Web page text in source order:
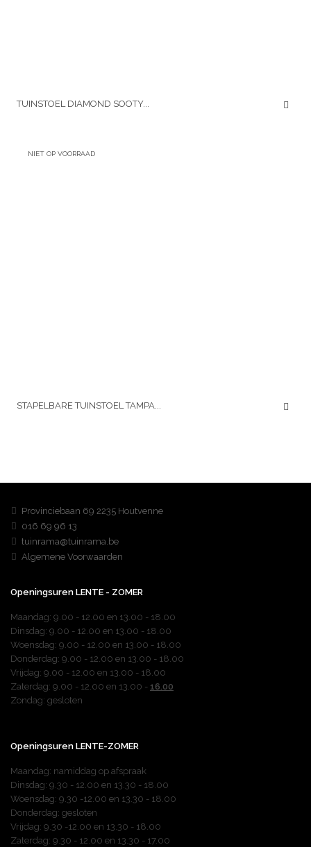
TUINSTOEL DIAMOND SOOTY...
NIET OP VOORRAAD
STAPELBARE TUINSTOEL TAMPA...
Provinciebaan 69 2235 Houtvenne
016 69 96 13
tuinrama@tuinrama.be
Algemene Voorwaarden
Openingsuren LENTE - ZOMER
Maandag: 9.00 - 12.00 en 13.00 - 18.00
Dinsdag: 9.00 - 12.00 en 13.00 - 18.00
Woensdag: 9.00 - 12.00 en 13.00 - 18.00
Donderdag: 9.00 - 12.00 en 13.00 - 18.00
Vrijdag: 9.00 - 12.00 en 13.00 - 18.00
Zaterdag: 9.00 - 12.00 en 13.00 - 16.00
Zondag: gesloten
Openingsuren LENTE-ZOMER
Maandag: namiddag op afspraak
Dinsdag: 9.30 - 12.00 en 13.30 - 18.00
Woensdag: 9.30 -12.00 en 13.30 - 18.00
Donderdag: gesloten
Vrijdag: 9.30 -12.00 en 13.30 - 18.00
Zaterdag: 9.30 - 12.00 en 13.30 - 17.00